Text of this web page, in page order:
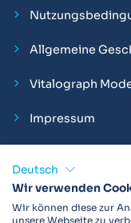
Allgemeine
Vitalograph
Impressum
Vitalograph ist ein
EKGs und Bakterien-
Deutsch
Wir verwenden
Wir können diese zur
unsere Webseite zu